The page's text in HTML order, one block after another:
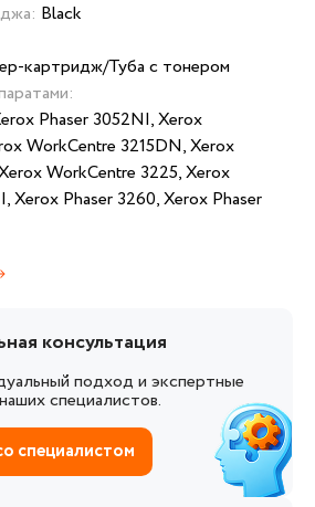
Black
картридж/Туба с тонером
Phaser 3052NI, Xerox
WorkCentre 3215DN, Xerox
WorkCentre 3225, Xerox
Xerox Phaser 3260, Xerox Phaser
консультация
подход и экспертные
специалистов.
специалистом